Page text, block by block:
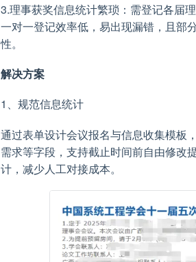
3.理事获奖信息统计繁琐：需登记各届
一对一登记效率低，易出现漏错，且部
性。
解决方案
1、规范信息统计
通过表单设计会议报名与信息收集模板
需求等字段，支持截止时间前自由修改
计，减少人工对接成本。